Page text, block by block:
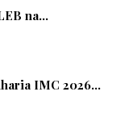
na...
IMC 2026...